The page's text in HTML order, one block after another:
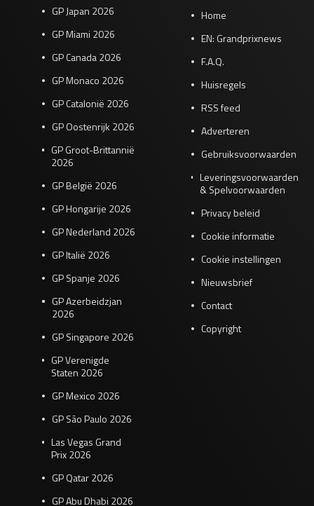
GP Japan 2026
GP Miami 2026
GP Canada 2026
GP Monaco 2026
GP Catalonië 2026
GP Oostenrijk 2026
GP Groot-Brittannië
2026
GP België 2026
GP Hongarije 2026
GP Nederland 2026
GP Italië 2026
GP Spanje 2026
GP Azerbeidzjan
2026
GP Singapore 2026
GP Verenigde
Staten 2026
GP Mexico 2026
GP São Paulo 2026
Las Vegas Grand
Prix 2026
GP Qatar 2026
GP Abu Dhabi 2026
Home
EN: Grandprixnews
F.A.Q.
Huisregels
RSS feed
Adverteren
Gebruiksvoorwaarden
Leveringsvoorwaarden
& Spelvoorwaarden
Privacy beleid
Cookie informatie
Cookie instellingen
Nieuwsbrief
Contact
Copyright